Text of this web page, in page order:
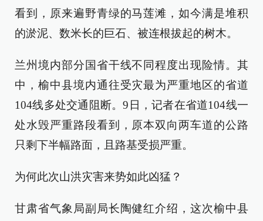
看到，原来遍野青绿的马莲滩，如今满是堆积
的淤泥、数米长的巨石、被连根拔起的树木。
兰州境内部分国省干线不同程度出现险情。其
中，榆中县境内通往受灾最为严重地区的省道
104线多处交通阻断。9日，记者在省道104线一
处水毁严重路段看到，原本双向两车道的公路
只剩下半幅路面，且路基受损严重。
为何此次山洪灾害来势如此凶猛？
甘肃省气象局副局长陶健红介绍，这次榆中县